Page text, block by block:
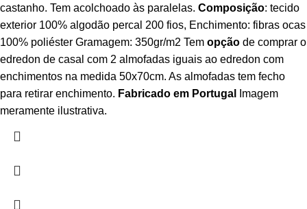
castanho. Tem acolchoado às paralelas. Composição: tecido
exterior 100% algodão percal 200 fios, Enchimento: fibras ocas
100% poliéster Gramagem: 350gr/m2 Tem opção de comprar o
edredon de casal com 2 almofadas iguais ao edredon com
enchimentos na medida 50x70cm. As almofadas tem fecho
para retirar enchimento. Fabricado em Portugal
Imagem
meramente ilustrativa.